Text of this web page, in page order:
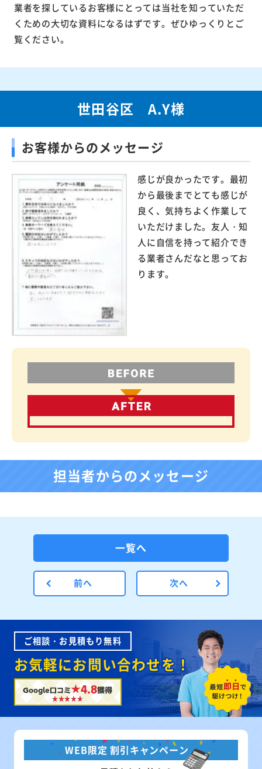
業者を探しているお客様にとっては当社を知っていただ
くための大切な資料になるはずです。ぜひゆっくりとご
覧ください。
世田谷区 A.Y様
お客様からのメッセージ
感じが良かったです。最初
から最後までとても感じが
良く、気持ちよく作業して
いただけました。友人・知
人に自信を持って紹介でき
る業者さんだなと思ってお
ります。
担当者からのメッセージ
前へ
一覧へ
次へ
ご相談・お見積もり無料
お気軽にお問い合わせを！
Google口コミ★4.8獲得
WEB限定 割引キャンペーン